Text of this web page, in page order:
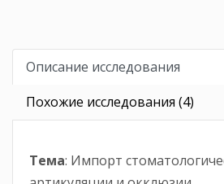
Описание исследования
Похожие исследования (4)
Тема: Импорт